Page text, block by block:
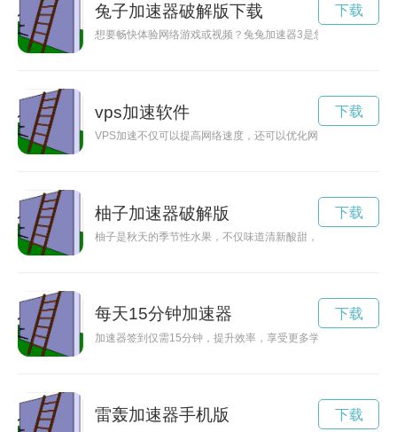
兔子加速器破解版下载
想要畅快体验网络游戏或视频？兔兔加速器3是您的不二选择！
下载
vps加速软件
VPS加速不仅可以提高网络速度，还可以优化网络体验，让你畅
下载
柚子加速器破解版
柚子是秋天的季节性水果，不仅味道清新酸甜，而且富含维生
下载
每天15分钟加速器
加速器签到仅需15分钟，提升效率，享受更多学习和成长的机会
下载
雷轰加速器手机版 下载